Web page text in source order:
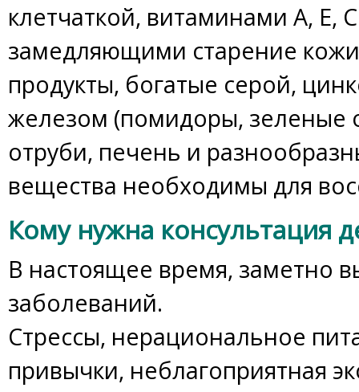
клетчаткой, витаминами А, Е,
замедляющими старение
продукты, богатые серой,
железом (помидоры,
отруби, печень и
вещества необходимы для
Кому нужна консультация
В настоящее время, заметно
заболеваний.
Стрессы, нерациональное
привычки, неблагоприятная